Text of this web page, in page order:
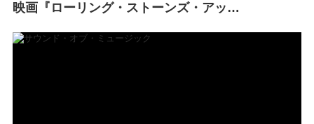
映画『ローリング・ストーンズ・アッ…